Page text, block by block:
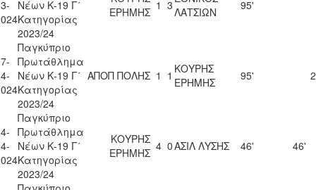
Νέων Κ-19 Γ΄
Κατηγορίας
2023/24
ΕΡΗΜΗΣ 1 3ΛΑΤΣΙΩΝ
95'
Παγκύπριο
Πρωτάθλημα
Νέων Κ-19 Γ΄
Κατηγορίας
2023/24
ΑΠΟΠ ΠΟΛΗΣ 1 1 ΚΟΥΡΗΣ
ΕΡΗΜΗΣ
95'
Παγκύπριο
Πρωτάθλημα
Νέων Κ-19 Γ΄
Κατηγορίας
2023/24
ΚΟΥΡΗΣ
ΕΡΗΜΗΣ 4 0ΑΣΙΛ ΛΥΣΗΣ 46' 46'